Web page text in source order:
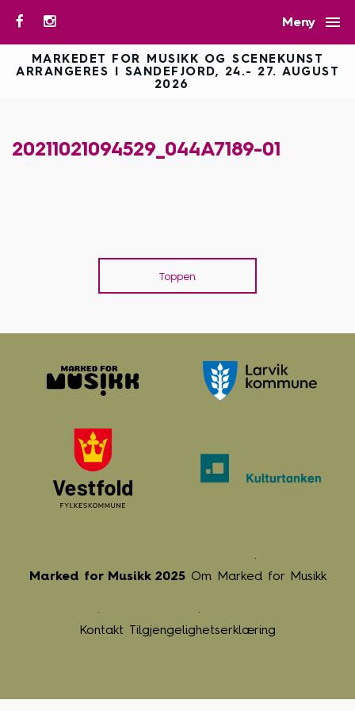
Meny 
MARKEDET FOR MUSIKK OG SCENEKUNST
ARRANGERES I SANDEFJORD, 24.- 27. AUGUST
2026
20211021094529_044A7189-01
Toppen
Marked for Musikk 2025 Om Marked for Musikk
Kontakt Tilgjengelighetserklæring